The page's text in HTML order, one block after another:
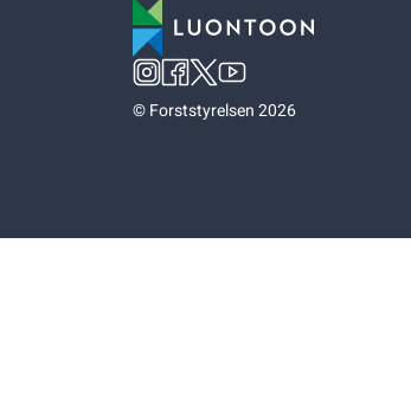
©Forststyrelsen 2026